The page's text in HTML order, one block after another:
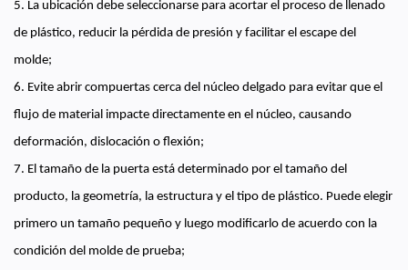
5. La ubicación debe seleccionarse para acortar el proceso de llenado
de plástico, reducir la pérdida de presión y facilitar el escape del
molde;
6. Evite abrir compuertas cerca del núcleo delgado para evitar que el
flujo de material impacte directamente en el núcleo, causando
deformación, dislocación o flexión;
7. El tamaño de la puerta está determinado por el tamaño del
producto, la geometría, la estructura y el tipo de plástico. Puede elegir
primero un tamaño pequeño y luego modificarlo de acuerdo con la
condición del molde de prueba;